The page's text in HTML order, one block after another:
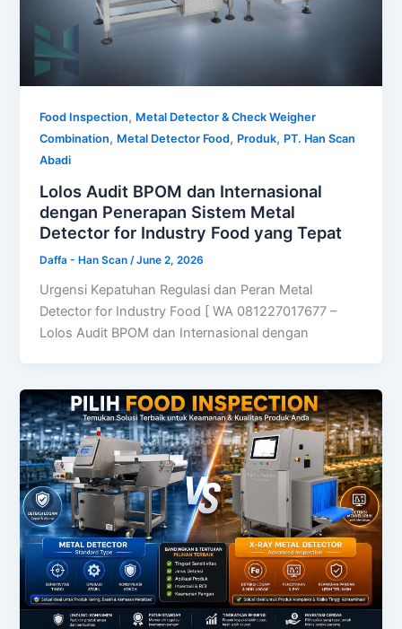
Food Inspection, Metal Detector & Check Weigher
Combination, Metal Detector Food, Produk, PT. Han Scan
Abadi
Lolos Audit BPOM dan Internasional
dengan Penerapan Sistem Metal
Detector for Industry Food yang Tepat
Daffa - Han Scan/June 2, 2026
Urgensi Kepatuhan Regulasi dan Peran Metal
Detector for Industry Food [ WA 081227017677 –
Lolos Audit BPOM dan Internasional dengan